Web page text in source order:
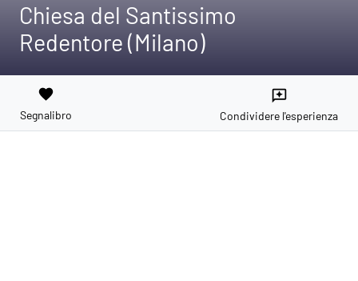
Chiesa del Santissimo
Redentore (Milano)
favorite
Segnalibro
reviews
Condividere l'esperienza